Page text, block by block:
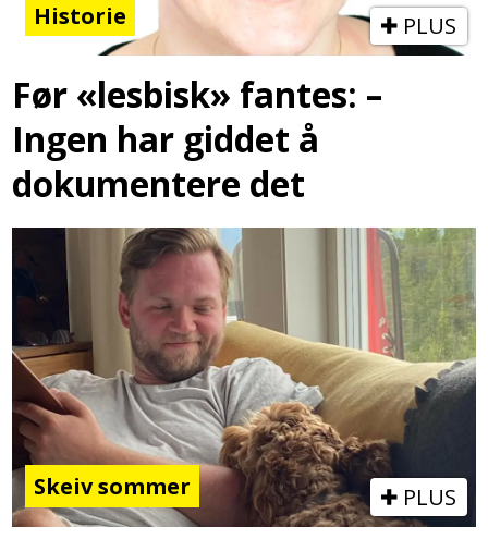
Historie PLUS
Før «lesbisk» fantes: –
Ingen har giddet å
dokumentere det
Skeiv sommer PLUS